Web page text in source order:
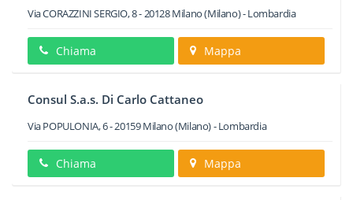
Via CORAZZINI SERGIO, 8-20128Milano(Milano) -Lombardia
Chiama Mappa
Consul S.a.s. Di Carlo Cattaneo
Via POPULONIA, 6-20159Milano(Milano) -Lombardia
Chiama Mappa